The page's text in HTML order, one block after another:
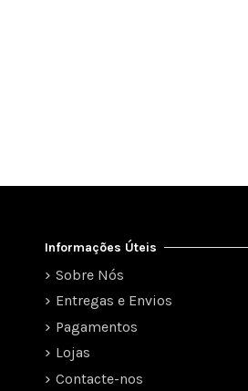
Informações Úteis
Sobre Nós
Entregas e Envios
Pagamentos
Lojas
Contacte-nos